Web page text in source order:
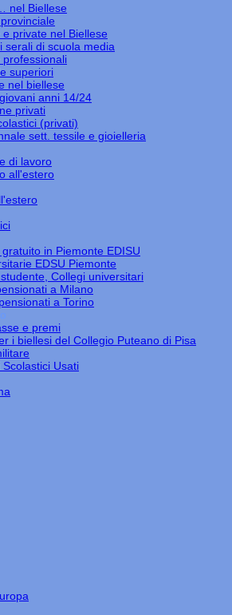
nel Biellese
private nel Biellese
serali di scuola media
professionali
superiori
nel biellese
anni 14/24
privati
(privati)
sett. tessile e gioielleria
di lavoro
all'estero
in Piemonte EDISU
EDSU Piemonte
Collegi universitari
a Milano
a Torino
e premi
i biellesi del Collegio Puteano di Pisa
Usati